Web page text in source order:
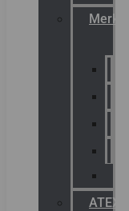
Merken
ATEX